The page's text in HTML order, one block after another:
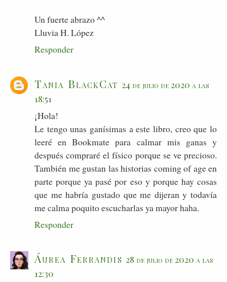
Un fuerte abrazo ^^
Lluvia H. López
Responder
Tania BlackCat 24 de julio de 2020 a las
18:51
¡Hola!
Le tengo unas ganísimas a este libro, creo que lo
leeré en Bookmate para calmar mis ganas y
después compraré el físico porque se ve precioso.
También me gustan las historias coming of age en
parte porque ya pasé por eso y porque hay cosas
que me habría gustado que me dijeran y todavía
me calma poquito escucharlas ya mayor haha.
Responder
Áurea Ferrandis 28 de julio de 2020 a las
12:30